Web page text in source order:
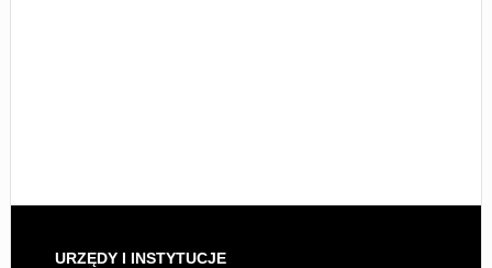
URZĘDY I INSTYTUCJE